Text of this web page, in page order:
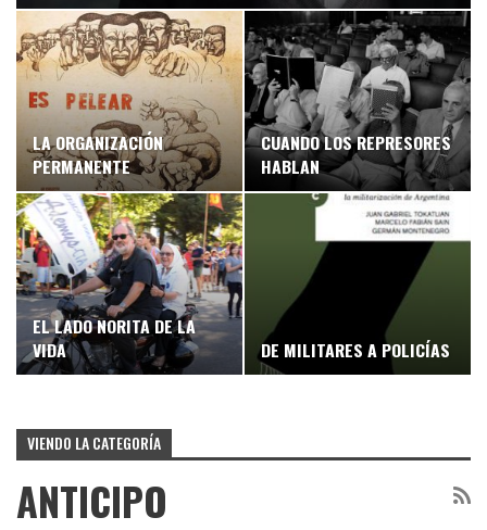
LA ORGANIZACIÓN
PERMANENTE
CUANDO LOS REPRESORES
HABLAN
EL LADO NORITA DE LA
VIDA
DE MILITARES A POLICÍAS
VIENDO LA CATEGORÍA
ANTICIPO